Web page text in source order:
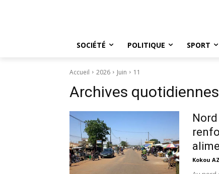
SOCIÉTÉ POLITIQUE SPORT
Accueil 2026 Juin 11
Archives
Kokou